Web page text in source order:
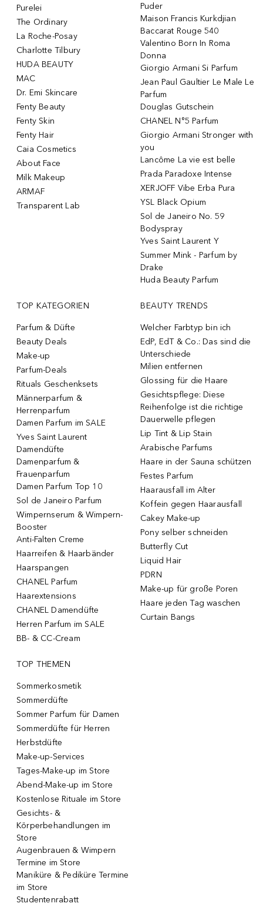
Purelei
The Ordinary
La Roche-Posay
Charlotte Tilbury
HUDA BEAUTY
MAC
Dr. Emi Skincare
Fenty Beauty
Fenty Skin
Fenty Hair
Caia Cosmetics
About Face
Milk Makeup
ARMAF
Transparent Lab
Puder
Maison Francis Kurkdjian
Baccarat Rouge 540
Valentino Born In Roma
Donna
Giorgio Armani Si Parfum
Jean Paul Gaultier Le Male Le
Parfum
Douglas Gutschein
CHANEL N°5 Parfum
Giorgio Armani Stronger with
you
Lancôme La vie est belle
Prada Paradoxe Intense
XERJOFF Vibe Erba Pura
YSL Black Opium
Sol de Janeiro No. 59
Bodyspray
Yves Saint Laurent Y
Summer Mink - Parfum by
Drake
Huda Beauty Parfum
TOP KATEGORIEN
Parfum & Düfte
Beauty Deals
Make-up
Parfum-Deals
Rituals Geschenksets
Männerparfum &
Herrenparfum
Damen Parfum im SALE
Yves Saint Laurent
Damendüfte
Damenparfum &
Frauenparfum
Damen Parfum Top 10
Sol de Janeiro Parfum
Wimpernserum & Wimpern-
Booster
Anti-Falten Creme
Haarreifen & Haarbänder
Haarspangen
CHANEL Parfum
Haarextensions
CHANEL Damendüfte
Herren Parfum im SALE
BB- & CC-Cream
BEAUTY TRENDS
Welcher Farbtyp bin ich
EdP, EdT & Co.: Das sind die
Unterschiede
Milien entfernen
Glossing für die Haare
Gesichtspflege: Diese
Reihenfolge ist die richtige
Dauerwelle pflegen
Lip Tint & Lip Stain
Arabische Parfums
Haare in der Sauna schützen
Festes Parfum
Haarausfall im Alter
Koffein gegen Haarausfall
Cakey Make-up
Pony selber schneiden
Butterfly Cut
Liquid Hair
PDRN
Make-up für große Poren
Haare jeden Tag waschen
Curtain Bangs
TOP THEMEN
Sommerkosmetik
Sommerdüfte
Sommer Parfum für Damen
Sommerdüfte für Herren
Herbstdüfte
Make-up-Services
Tages-Make-up im Store
Abend-Make-up im Store
Kostenlose Rituale im Store
Gesichts- &
Körperbehandlungen im
Store
Augenbrauen & Wimpern
Termine im Store
Maniküre & Pediküre Termine
im Store
Studentenrabatt